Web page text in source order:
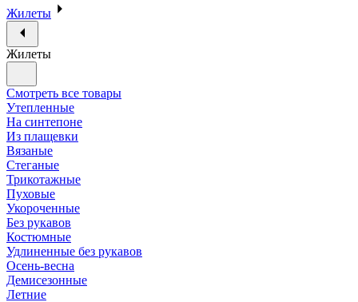
Жилеты
Жилеты
Смотреть все товары
Утепленные
На синтепоне
Из плащевки
Вязаные
Стеганые
Трикотажные
Пуховые
Укороченные
Без рукавов
Костюмные
Удлиненные без рукавов
Осень-весна
Демисезонные
Летние